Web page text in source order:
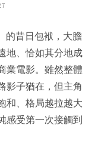
的昔日包袱，大膽
地、恰如其分地成
業電影。雖然整體
影子猶在，但主角
和、格局越拉越大
感受第一次接觸到